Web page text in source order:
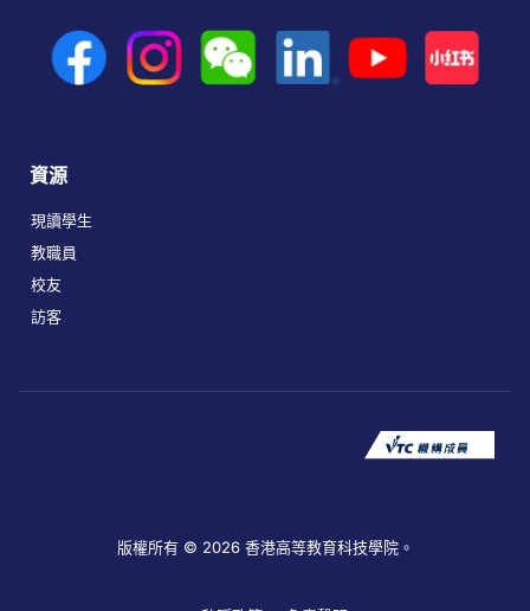
資源
現讀學生
教職員
校友
訪客
版權所有 © 2026 香港高等教育科技學院。